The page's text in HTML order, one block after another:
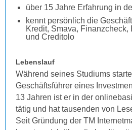
über 15 Jahre Erfahrung in
kennt persönlich die
Kredit, Smava, Finanzcheck,
und Creditolo
Lebenslauf
Während seines Studiums
Geschäftsführer eines
13 Jahren ist er in der
tätig und hat tausenden von
Seit Gründung der TM